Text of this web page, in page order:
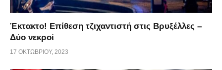
Έκτακτο! Επίθεση τζιχαντιστή στις Βρυξέλλες –
Δύο νεκροί
17 ΟΚΤΩΒΡΊΟΥ, 2023